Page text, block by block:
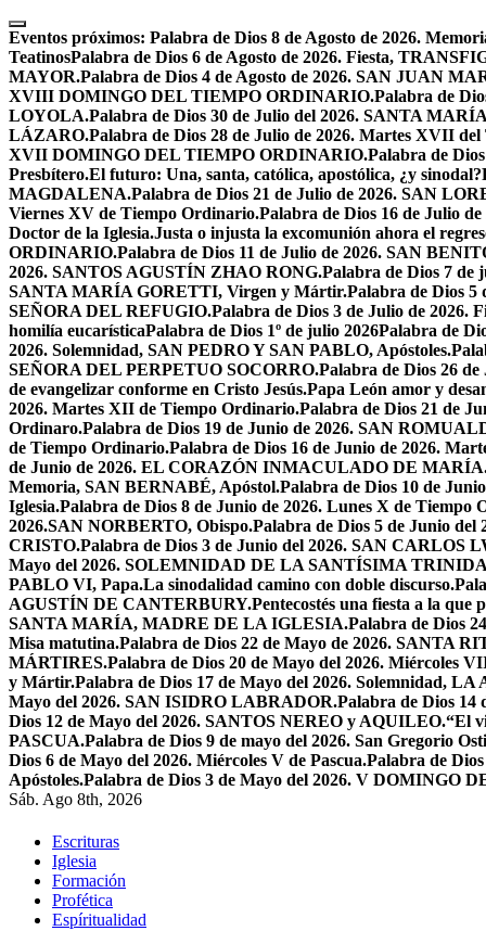
Skip
to
content
Eventos próximos: Palabra de Dios 8 de Agosto de 2026.
TeatinosPalabra de Dios 6 de Agosto de 2026. Fiesta,
MAYOR.Palabra de Dios 4 de Agosto de 2026. SAN JUAN
XVIII DOMINGO DEL TIEMPO ORDINARIO.Palabra de
LOYOLA.Palabra de Dios 30 de Julio del 2026. SANTA
LÁZARO.Palabra de Dios 28 de Julio de 2026. Martes XVII
XVII DOMINGO DEL TIEMPO ORDINARIO.Palabra de
Presbítero.El futuro: Una, santa, católica, apostólica, ¿y sinodal?
MAGDALENA.Palabra de Dios 21 de Julio de 2026. SAN
Viernes XV de Tiempo Ordinario.Palabra de Dios 16 de Julio
Doctor de la Iglesia.Justa o injusta la excomunión ahora el
ORDINARIO.Palabra de Dios 11 de Julio de 2026. SAN
2026. SANTOS AGUSTÍN ZHAO RONG.Palabra de Dios 7 de
SANTA MARÍA GORETTI, Virgen y Mártir.Palabra de Dios
SEÑORA DEL REFUGIO.Palabra de Dios 3 de Julio de 2026.
homilía eucarísticaPalabra de Dios 1º de julio 2026Palabra de
2026. Solemnidad, SAN PEDRO Y SAN PABLO, Apóstoles.
SEÑORA DEL PERPETUO SOCORRO.Palabra de Dios 26
de evangelizar conforme en Cristo Jesús.Papa León amor y
2026. Martes XII de Tiempo Ordinario.Palabra de Dios 21 de
Ordinaro.Palabra de Dios 19 de Junio de 2026. SAN
de Tiempo Ordinario.Palabra de Dios 16 de Junio de 2026.
de Junio de 2026. EL CORAZÓN INMACULADO DE
Memoria, SAN BERNABÉ, Apóstol.Palabra de Dios 10 de
Iglesia.Palabra de Dios 8 de Junio de 2026. Lunes X de Tiempo
2026.SAN NORBERTO, Obispo.Palabra de Dios 5 de Junio
CRISTO.Palabra de Dios 3 de Junio del 2026. SAN CARLOS
Mayo del 2026. SOLEMNIDAD DE LA SANTÍSIMA
PABLO VI, Papa.La sinodalidad camino con doble discurso.
AGUSTÍN DE CANTERBURY.Pentecostés una fiesta a la que
SANTA MARÍA, MADRE DE LA IGLESIA.Palabra de Dios
Misa matutina.Palabra de Dios 22 de Mayo de 2026. SANTA
MÁRTIRES.Palabra de Dios 20 de Mayo del 2026. Miércoles
y Mártir.Palabra de Dios 17 de Mayo del 2026. Solemnidad,
Mayo del 2026. SAN ISIDRO LABRADOR.Palabra de Dios 14
Dios 12 de Mayo del 2026. SANTOS NEREO y AQUILEO.“El
PASCUA.Palabra de Dios 9 de mayo del 2026. San Gregorio
Dios 6 de Mayo del 2026. Miércoles V de Pascua.Palabra de
Apóstoles.Palabra de Dios 3 de Mayo del 2026. V DOMINGO
Sáb. Ago 8th, 2026
Escrituras
Iglesia
Formación
Profética
Espíritualidad